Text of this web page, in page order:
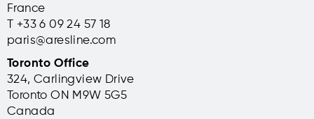
France
T +33 6 09 24 57 18
paris@aresline.com
Toronto Office
324, Carlingview Drive
Toronto ON M9W 5G5
Canada